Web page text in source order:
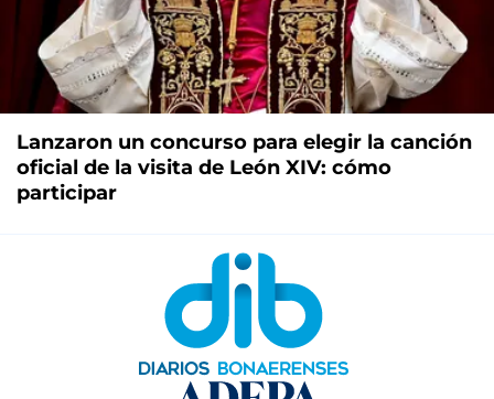
Lanzaron un concurso para elegir la canción
oficial de la visita de León XIV: cómo
participar